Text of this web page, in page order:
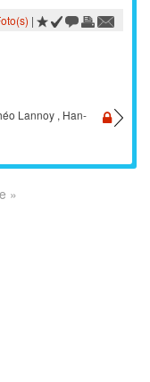
|
Lannoy , Han-
»